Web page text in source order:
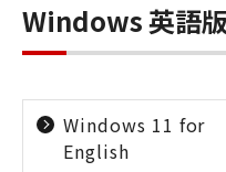
Windows 英語
Windows 11 for
English